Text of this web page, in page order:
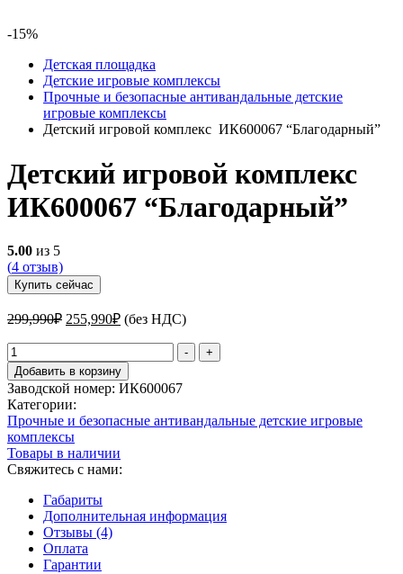
-15%
Детская площадка
Детские игровые комплексы
Прочные и безопасные антивандальные детские
игровые комплексы
Детский игровой комплекс ИК600067 “Благодарный”
Детский игровой комплекс
ИК600067 “Благодарный”
5.00 из 5
(4 отзыв)
Купить сейчас
299,990₽ Первоначальная
составляла
299,990₽.
255,990₽Текущая
цена:
255,990₽.
(без НДС)
Количество
товара
Детский
игровой
комплекс
ИК600067
"Благодарный"
-
+
Добавить в корзину
Заводской номер: ИК600067
Категории:
Прочные и безопасные антивандальные детские игровые
комплексы
Товары в наличии
Свяжитесь с нами:
Габариты
Дополнительная информация
Отзывы (4)
Оплата
Гарантии